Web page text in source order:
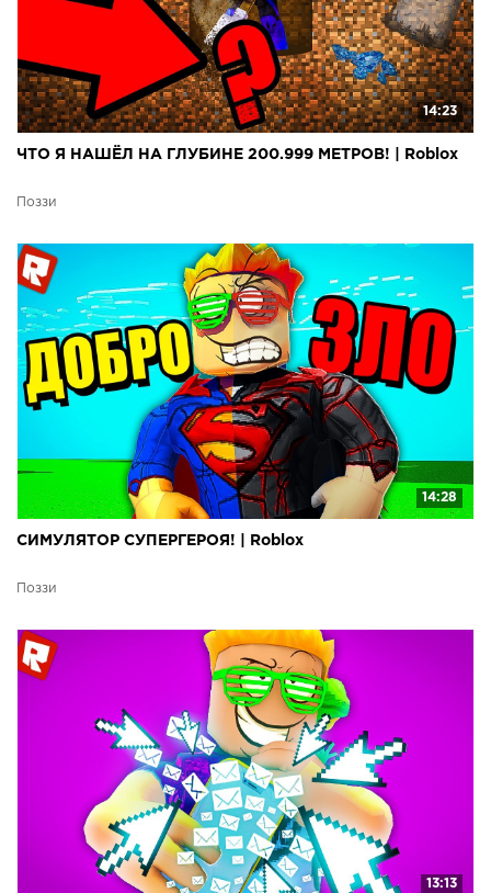
14:23
ЧТО Я НАШЁЛ НА ГЛУБИНЕ 200.999 МЕТРОВ! | Roblox
Поззи
14:28
СИМУЛЯТОР СУПЕРГЕРОЯ! | Roblox
Поззи
13:13